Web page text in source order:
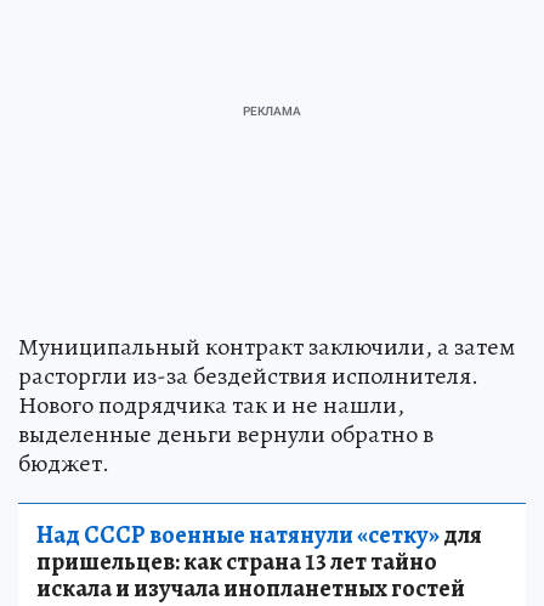
Муниципальный контракт заключили, а затем
расторгли из-за бездействия исполнителя.
Нового подрядчика так и не нашли,
выделенные деньги вернули обратно в
бюджет.
Над СССР военные натянули «сетку»для
пришельцев: как страна 13 лет тайно
искала и изучала инопланетных гостей